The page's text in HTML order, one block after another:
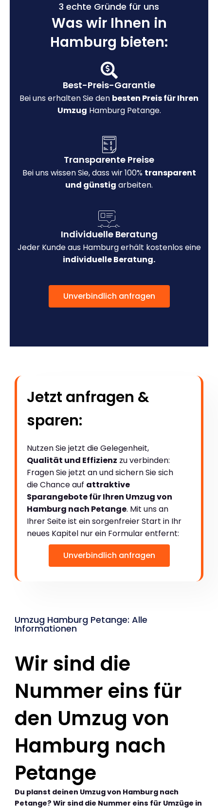
3 echte Gründe für uns
Was wir Ihnen in
Hamburg bieten:
Best-Preis-Garantie
Bei uns erhalten Sie den besten Preis für Ihren
Umzug Hamburg Petange.
Transparente Preise
Bei uns wissen Sie, dass wir 100% transparent
und günstig arbeiten.
Individuelle Beratung
Jeder Kunde aus Hamburg erhält kostenlos eine
individuelle Beratung.
Unverbindlich anfragen
Jetzt anfragen &
sparen:
Nutzen Sie jetzt die Gelegenheit,
Qualität und Effizienz zu verbinden:
Fragen Sie jetzt an und sichern Sie sich
die Chance auf attraktive
Sparangebote für Ihren Umzug von
Hamburg nach Petange. Mit uns an
Ihrer Seite ist ein sorgenfreier Start in Ihr
neues Kapitel nur ein Formular entfernt:
Unverbindlich anfragen
Umzug Hamburg Petange: Alle
Informationen
Wir sind die
Nummer eins für
den Umzug von
Hamburg nach
Petange
Du planst deinen Umzug von Hamburg nach
Petange? Wir sind die Nummer eins für Umzüge in